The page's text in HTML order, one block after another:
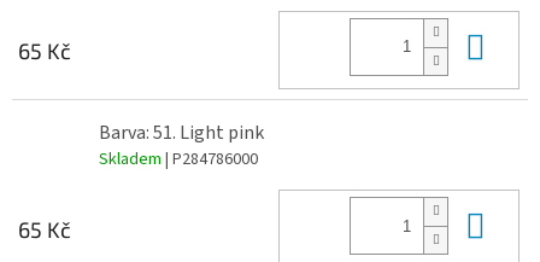
65 Kč
Barva: 51. Light pink
Skladem | P284786000
65 Kč